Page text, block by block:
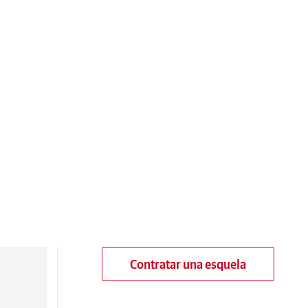
Contratar una esquela